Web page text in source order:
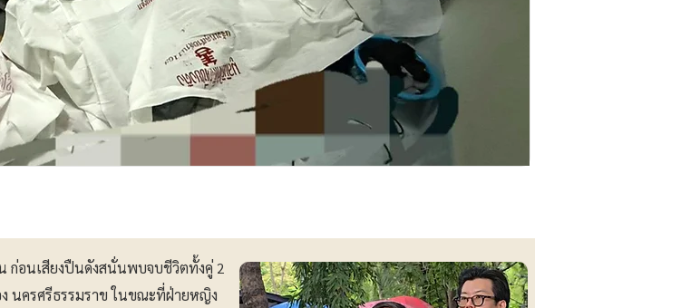
ก่อนเสียงปืนดังสนั่นพบจบชีวิตทั้งคู่ 2
นครศรีธรรมราข ในขณะที่ฝ่ายหญิง